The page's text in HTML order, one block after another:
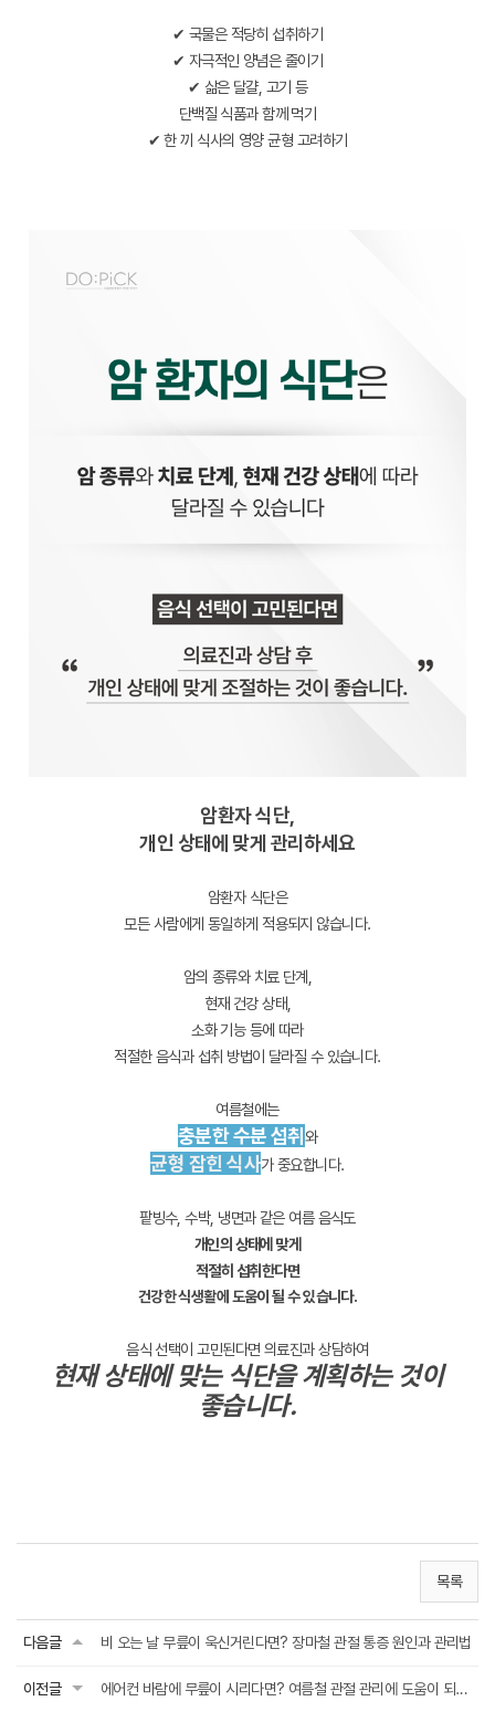
✔ 국물은 적당히 섭취하기
✔ 자극적인 양념은 줄이기
✔ 삶은 달걀, 고기 등
단백질 식품과 함께 먹기
✔ 한 끼 식사의 영양 균형 고려하기
암환자 식단,
개인 상태에 맞게 관리하세요
암환자 식단은
모든 사람에게 동일하게 적용되지 않습니다.
암의 종류와 치료 단계,
현재 건강 상태,
소화 기능 등에 따라
적절한 음식과 섭취 방법이 달라질 수 있습니다.
여름철에는
충분한 수분 섭취 와
균형 잡힌 식사가 중요합니다.
팥빙수, 수박, 냉면과 같은 여름 음식도
개인의 상태에 맞게
적절히 섭취한다면
건강한 식생활에 도움이 될 수 있습니다.
음식 선택이 고민된다면 의료진과 상담하여
현재 상태에 맞는 식단을 계획하는 것이
좋습니다.
목록
다음글 비 오는 날 무릎이 욱신거린다면? 장마철 관절 통증 원인과 관리법
이전글 에어컨 바람에 무릎이 시리다면? 여름철 관절 관리에 도움이 되는 습관